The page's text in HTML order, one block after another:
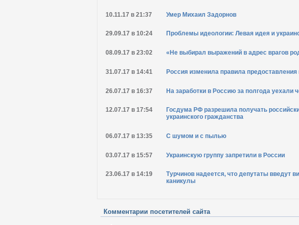
10.11.17 в 21:37 Умер Михаил Задорнов
29.09.17 в 10:24 Проблемы идеологии: Левая идея и
08.09.17 в 23:02 «Не выбирал выражений в адрес врагов
31.07.17 в 14:41 Россия изменила правила предоставления
26.07.17 в 16:37 На заработки в Россию за полгода уехали
12.07.17 в 17:54
Госдума РФ разрешила получать
украинского гражданства
06.07.17 в 13:35 С шумом и с пылью
03.07.17 в 15:57 Украинскую группу запретили в России
23.06.17 в 14:19
Турчинов надеется, что депутаты введут
каникулы
Комментарии посетителей сайта